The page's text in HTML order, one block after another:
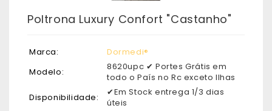
Poltrona Luxury Confort "Castanho"
Marca:
Dormedi®
Modelo:
8620upc ✔ Portes Grátis em
todo o País no Rc exceto Ilhas
Disponibilidade:
✔Em Stock entrega 1/3 dias
úteis